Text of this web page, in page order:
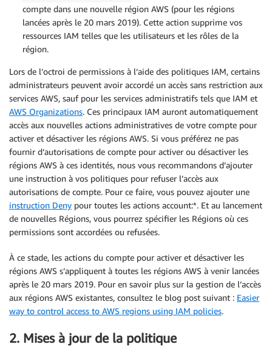
compte dans une nouvelle région AWS (pour les régions
lancées après le 20 mars 2019). Cette action supprime vos
ressources IAM telles que les utilisateurs et les rôles de la
région.
Lors de l’octroi de permissions à l’aide des politiques IAM, certains
administrateurs peuvent avoir accordé un accès sans restriction aux
services AWS, sauf pour les services administratifs tels que IAM et
AWS Organizations. Ces principaux IAM auront automatiquement
accès aux nouvelles actions administratives de votre compte pour
activer et désactiver les régions AWS. Si vous préférez ne pas
fournir d’autorisations de compte pour activer ou désactiver les
régions AWS à ces identités, nous vous recommandons d’ajouter
une instruction à vos politiques pour refuser l’accès aux
autorisations de compte. Pour ce faire, vous pouvez ajouter une
instruction Deny pour toutes les actions account:*. Et au lancement
de nouvelles Régions, vous pourrez spécifier les Régions où ces
permissions sont accordées ou refusées.
À ce stade, les actions du compte pour activer et désactiver les
régions AWS s’appliquent à toutes les régions AWS à venir lancées
après le 20 mars 2019. Pour en savoir plus sur la gestion de l’accès
aux régions AWS existantes, consultez le blog post suivant : Easier
way to control access to AWS regions using IAM policies.
2. Mises à jour de la politique